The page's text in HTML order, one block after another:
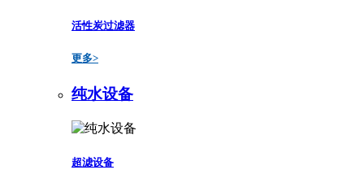
活性炭过滤器
更多>
纯水设备
超滤设备